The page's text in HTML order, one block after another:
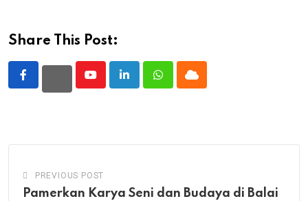
Share This Post:
YoutubeLinkedInWhatsappCloud
PREVIOUS POST
Pamerkan Karya Seni dan Budaya di Balai